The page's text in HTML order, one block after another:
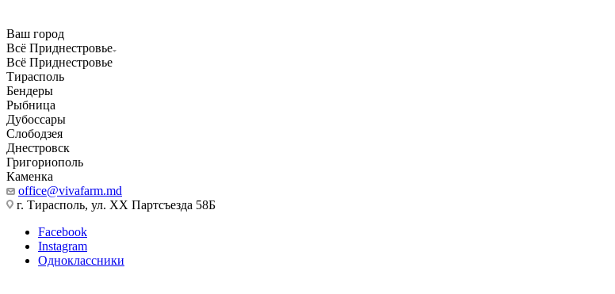
Ваш город
Всё Приднестровье
Всё Приднестровье
Тирасполь
Бендеры
Рыбница
Дубоссары
Слободзея
Днестровск
Григориополь
Каменка
office@vivafarm.md
г. Тирасполь, ул. ХХ Партсъезда 58Б
Facebook
Instagram
Одноклассники